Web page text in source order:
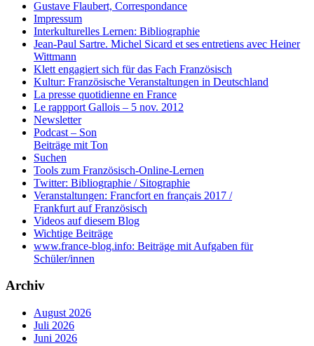
Gustave Flaubert, Correspondance
Impressum
Interkulturelles Lernen: Bibliographie
Jean-Paul Sartre. Michel Sicard et ses entretiens avec Heiner
Wittmann
Klett engagiert sich für das Fach Französisch
Kultur: Französische Veranstaltungen in Deutschland
La presse quotidienne en France
Le rappport Gallois – 5 nov. 2012
Newsletter
Podcast – Son
Beiträge mit Ton
Suchen
Tools zum Französisch-Online-Lernen
Twitter: Bibliographie / Sitographie
Veranstaltungen: Francfort en français 2017 /
Frankfurt auf Französisch
Videos auf diesem Blog
Wichtige Beiträge
www.france-blog.info: Beiträge mit Aufgaben für
Schüler/innen
Archiv
August 2026
Juli 2026
Juni 2026